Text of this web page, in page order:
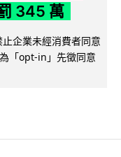
345 萬
企業未經消費者同意
「opt-in」先徵同意